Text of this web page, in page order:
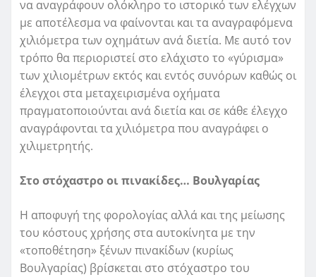
να αναγράφουν ολόκληρο το ιστορικό των ελέγχων
με αποτέλεσμα να φαίνονται και τα αναγραφόμενα
χιλιόμετρα των οχημάτων ανά διετία. Με αυτό τον
τρόπο θα περιοριστεί στο ελάχιστο το «γύρισμα»
των χιλιομέτρων εκτός και εντός συνόρων καθώς οι
έλεγχοι στα μεταχειρισμένα οχήματα
πραγματοποιούνται ανά διετία και σε κάθε έλεγχο
αναγράφονται τα χιλιόμετρα που αναγράφει ο
χιλιμετρητής.
Στο στόχαστρο οι πινακίδες… Βουλγαρίας
Η αποφυγή της φορολογίας αλλά και της μείωσης
του κόστους χρήσης στα αυτοκίνητα με την
«τοποθέτηση» ξένων πινακίδων (κυρίως
Βουλγαρίας) βρίσκεται στο στόχαστρο του